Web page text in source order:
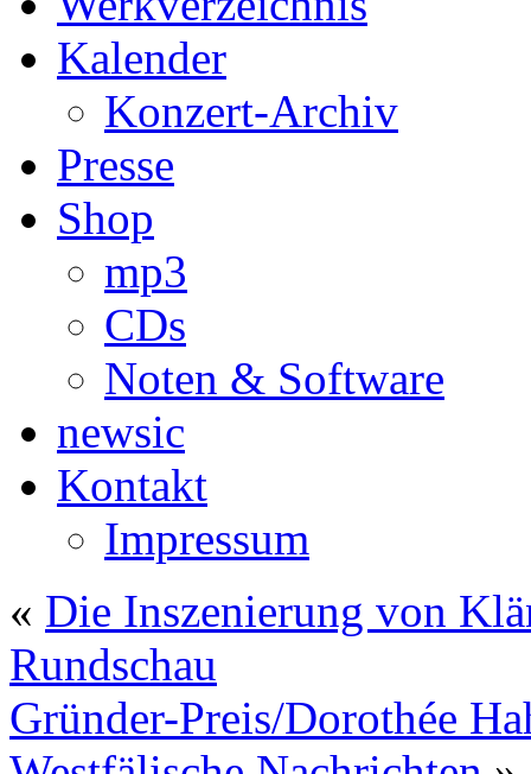
Kalender
Konzert-Archiv
Presse
Shop
mp3
CDs
Noten & Software
newsic
Kontakt
Impressum
« Die Inszenierung von
Rundschau
Gründer-Preis/Dorothée